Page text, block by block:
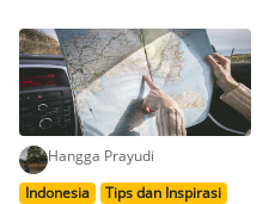
Hangga Prayudi
Indonesia
Tips dan Inspirasi